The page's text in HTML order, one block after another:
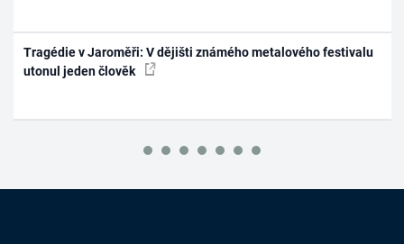
Tragédie v Jaroměři: V dějišti známého metalového festivalu
utonul jeden člověk